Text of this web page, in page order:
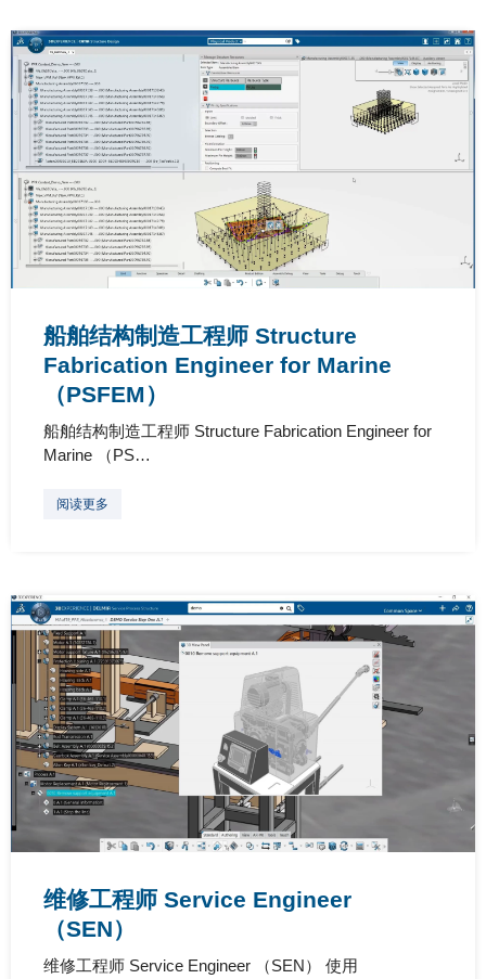
船舶结构制造工程师 Structure
Fabrication Engineer for Marine
（PSFEM）
船舶结构制造工程师 Structure Fabrication Engineer for
Marine （PS…
阅读更多
维修工程师 Service Engineer
（SEN）
维修工程师 Service Engineer （SEN） 使用